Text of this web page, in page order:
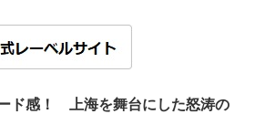
ド感！ 上海を舞台にした怒涛の